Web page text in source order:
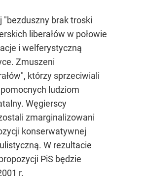
"bezduszny brak troski
liberałów w połowie
i welferystyczną
Zmuszeni
którzy sprzeciwiali
ludziom
Węgierscy
zmarginalizowani
konserwatywnej
W rezultacie
PiS będzie
r.